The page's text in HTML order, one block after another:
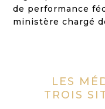
de performance
ministère chargé
LES
TROIS